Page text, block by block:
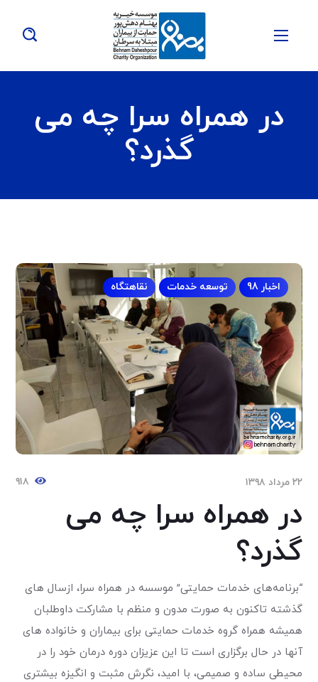
در همراه سرا چه می
گذرد؟
اخبار 98 توسعه خدمات نقاهتگاه
۲۲ مرداد ۱۳۹۸ ۹۱۸
در همراه سرا چه می
گذرد؟
“برنامه‌های خدمات حمایتی” موسسه در همراه سرا، ازسال های
گذشته تاکنون به صورت مدون و منظم با مشارکت داوطلبان
همیشه همراه گروه خدمات حمایتی برای بیماران و خانواده های
آنها در حال برگزاری است تا این عزیزان دوره درمان خود را در
محیطی ساده و صمیمی، با امید، نگرش مثبت و انگیزه بیشتری